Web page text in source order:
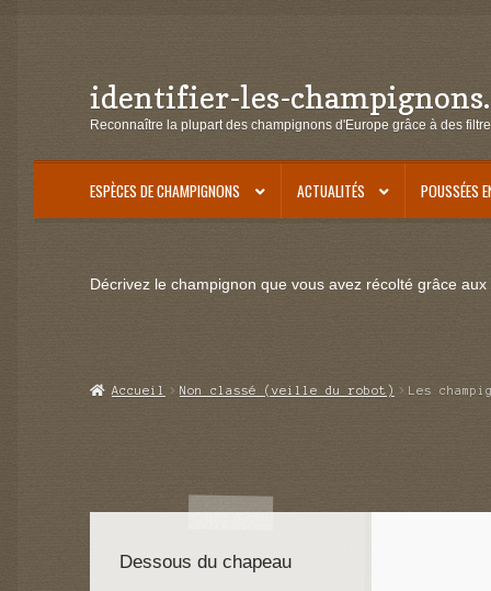
Aller
à
navigation
Aller
au
identifier-les-
Reconnaître la plupart des champignons d'Europe grâce à des
ESPÈCES DE CHAMPIGNONS ACTUALITÉS POUSSÉES
Décrivez le champignon que vous avez récolté grâce
Accueil Non classé (veille du robot) Les
Dessous du chapeau